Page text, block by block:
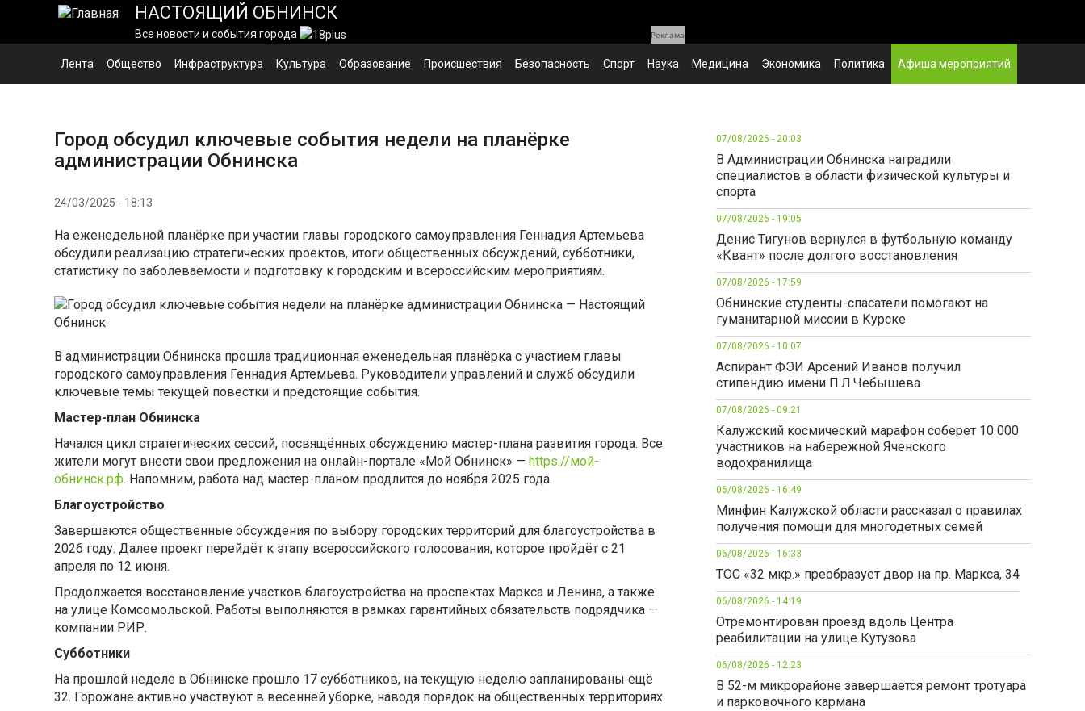
основному
содержанию
НАСТОЯЩИЙ ОБНИНСК
Все новости и события города Реклама
Лента Общество Инфраструктура Культура Образование Происшествия Безопасность Спорт Наука Медицина Экономика Политика Афиша мероприятий
07/08/2026 - 20:03
В Администрации Обнинска наградили
специалистов в области физической культуры и
спорта
07/08/2026 - 19:05
Денис Тигунов вернулся в футбольную команду
«Квант» после долгого восстановления
07/08/2026 - 17:59
Обнинские студенты-спасатели помогают на
гуманитарной миссии в Курске
07/08/2026 - 10:07
Аспирант ФЭИ Арсений Иванов получил
стипендию имени П.Л.Чебышева
07/08/2026 - 09:21
Калужский космический марафон соберет 10 000
участников на набережной Яченского
водохранилища
06/08/2026 - 16:49
Минфин Калужской области рассказал о правилах
получения помощи для многодетных семей
06/08/2026 - 16:33
ТОС «32 мкр.» преобразует двор на пр. Маркса, 34
06/08/2026 - 14:19
Отремонтирован проезд вдоль Центра
реабилитации на улице Кутузова
06/08/2026 - 12:23
В 52-м микрорайоне завершается ремонт тротуара
и парковочного кармана
Город обсудил ключевые события недели на планёрке
администрации Обнинска
24/03/2025 - 18:13
На еженедельной планёрке при участии главы городского самоуправления Геннадия Артемьева
обсудили реализацию стратегических проектов, итоги общественных обсуждений, субботники,
статистику по заболеваемости и подготовку к городским и всероссийским мероприятиям.
В администрации Обнинска прошла традиционная еженедельная планёрка с участием главы
городского самоуправления Геннадия Артемьева. Руководители управлений и служб обсудили
ключевые темы текущей повестки и предстоящие события.
Мастер-план Обнинска
Начался цикл стратегических сессий, посвящённых обсуждению мастер-плана развития города. Все
жители могут внести свои предложения на онлайн-портале «Мой Обнинск» — https://мой-
обнинск.рф. Напомним, работа над мастер-планом продлится до ноября 2025 года.
Благоустройство
Завершаются общественные обсуждения по выбору городских территорий для благоустройства в
2026 году. Далее проект перейдёт к этапу всероссийского голосования, которое пройдёт с 21
апреля по 12 июня.
Продолжается восстановление участков благоустройства на проспектах Маркса и Ленина, а также
на улице Комсомольской. Работы выполняются в рамках гарантийных обязательств подрядчика —
компании РИР.
Субботники
На прошлой неделе в Обнинске прошло 17 субботников, на текущую неделю запланированы ещё
32. Горожане активно участвуют в весенней уборке, наводя порядок на общественных территориях.